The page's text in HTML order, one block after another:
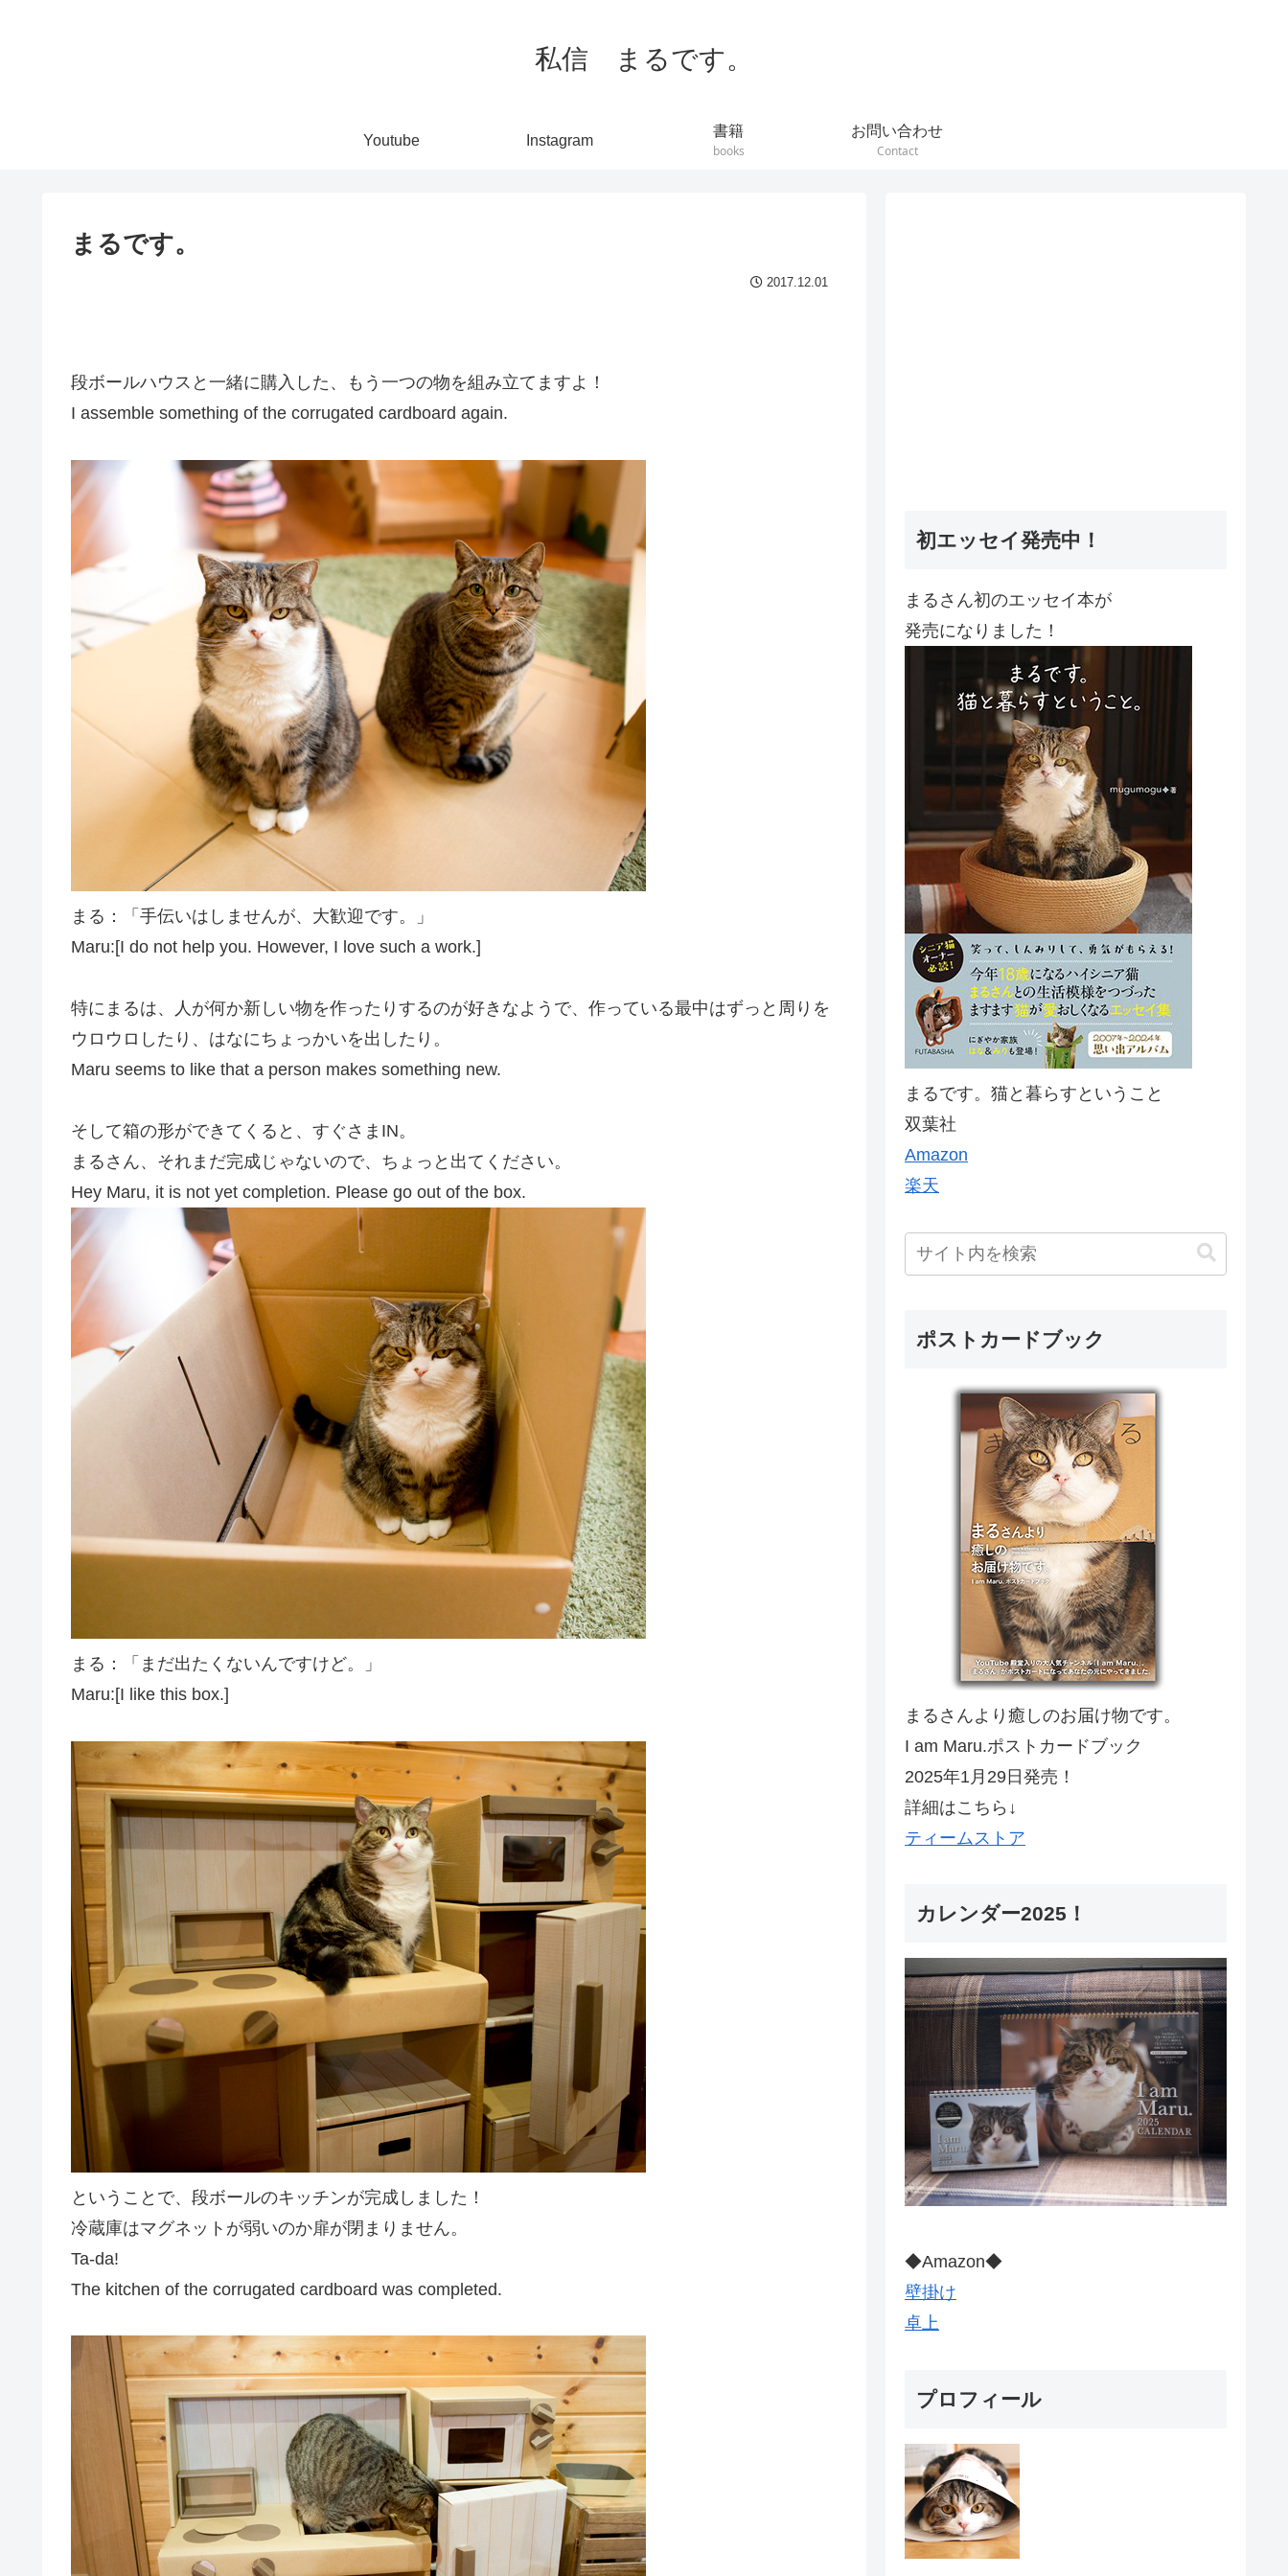
私信 まるです。
Youtube Instagram
書籍
books
お問い合わせ
Contact
まるです。
2017.12.01
段ボールハウスと一緒に購入した、もう一つの物を組み立てますよ！
I assemble something of the corrugated cardboard again.
まる：「手伝いはしませんが、大歓迎です。」
Maru:[I do not help you. However, I love such a work.]
特にまるは、人が何か新しい物を作ったりするのが好きなようで、作っている最中はずっと周りを
ウロウロしたり、はなにちょっかいを出したり。
Maru seems to like that a person makes something new.
そして箱の形ができてくると、すぐさまIN。
まるさん、それまだ完成じゃないので、ちょっと出てください。
Hey Maru, it is not yet completion. Please go out of the box.
まる：「まだ出たくないんですけど。」
Maru:[I like this box.]
ということで、段ボールのキッチンが完成しました！
冷蔵庫はマグネットが弱いのか扉が閉まりません。
Ta-da!
The kitchen of the corrugated cardboard was completed.
初エッセイ発売中！
まるさん初のエッセイ本が
発売になりました！
まるです。猫と暮らすということ
双葉社
Amazon
楽天
ポストカードブック
まるさんより癒しのお届け物です。
I am Maru.ポストカードブック
2025年1月29日発売！
詳細はこちら↓
ティームストア
カレンダー2025！
◆Amazon◆
壁掛け
卓上
プロフィール